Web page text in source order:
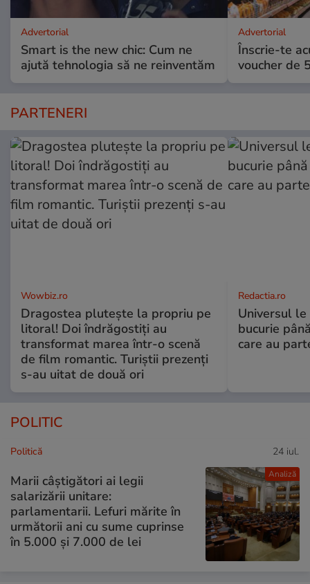
Advertorial
Smart is the new chic: Cum ne
ajută tehnologia să ne reinventăm
Advertorial
Înscrie-te
voucher de
PARTENERI
Wowbiz.ro
Dragostea plutește la propriu pe
litoral! Doi îndrăgostiți au
transformat marea într-o scenă
de film romantic. Turiștii prezenți
s-au uitat de două ori
Redactia.ro
Universul
bucurie
care au
POLITIC
Analiză
Politică 24 iul.
Marii câștigători ai legii
salarizării unitare:
parlamentarii. Lefuri mărite în
următorii ani cu sume cuprinse
în 5.000 și 7.000 de lei